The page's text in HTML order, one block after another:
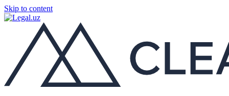
Skip to content